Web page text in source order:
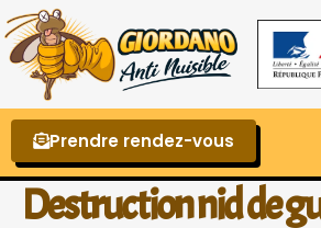
Prendre rendez-vous
Destruction nid de